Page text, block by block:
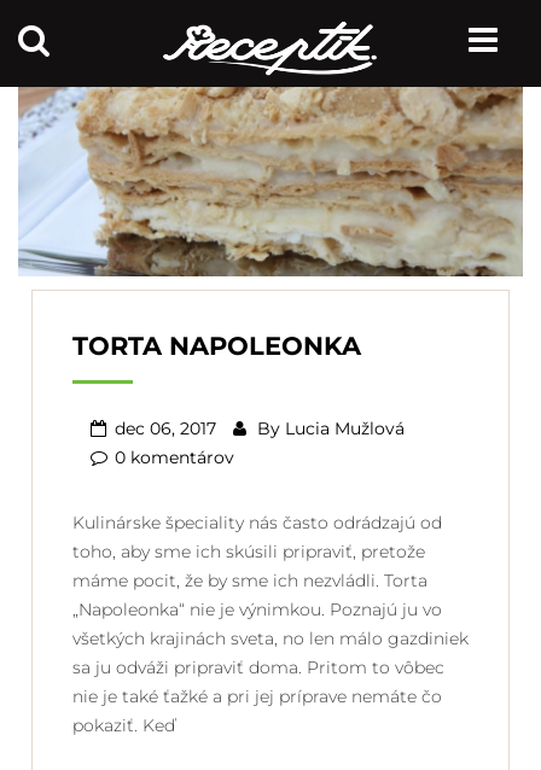
TORTA NAPOLEONKA
dec 06, 2017 By Lucia Mužlová
0 komentárov
Kulinárske špeciality nás často odrádzajú od
toho, aby sme ich skúsili pripraviť, pretože
máme pocit, že by sme ich nezvládli. Torta
„Napoleonka“ nie je výnimkou. Poznajú ju vo
všetkých krajinách sveta, no len málo gazdiniek
sa ju odváži pripraviť doma. Pritom to vôbec
nie je také ťažké a pri jej príprave nemáte čo
pokaziť. Keď